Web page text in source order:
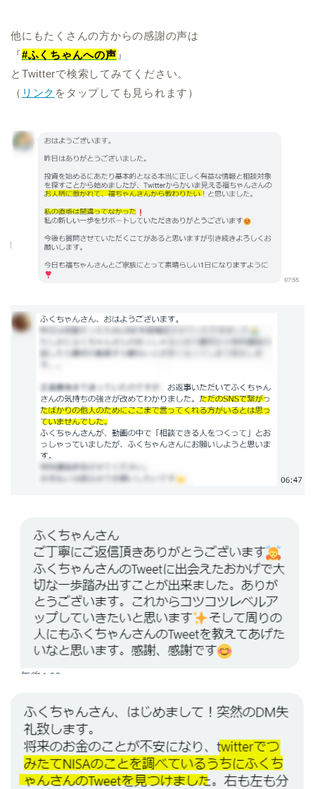
他にもたくさんの方からの感謝の声は
『#ふくちゃんへの声 』
とTwitterで検索してみてください。
（ リンク をタップしても見られます）